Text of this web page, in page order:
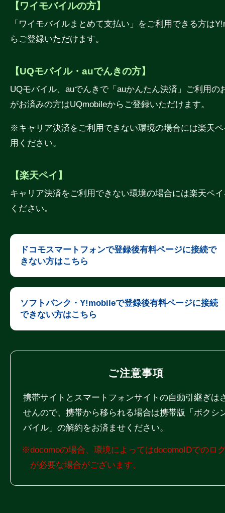
【ワイモバイルの方】
「ワイモバイルまとめて支払い」をご利用できる方は
らご登録いただけます。
【UQモバイル・auでんきの方】
UQモバイル、auでんきで「auかんたん決済」ご利用の
がお済みの方はUQmobileからご登録いただけます。
※キャリア決済をご利用できない環境の場合には楽天
用ください。
【楽天ペイ】
キャリア決済をご利用できない環境の場合には楽天ペ
ください。
ドコモスマートフォンで登録後有料ページに接続で
きない方はこちら
ソフトバンク・Y!mobileで登録後有料ページに接続
できない方はこちら
ご注意事項
携帯サイトとスマートフォンサイトの自動引継ぎは
せんので、携帯から移られる場合は携帯版「ボクシ
バイル」の解約をお済ませください。
※docomoの場合、環境によってはdocomoIDでのロ
が必要な場合がございます。